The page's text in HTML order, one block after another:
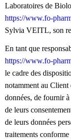
Laboratoires de
https://www.fo-
Sylvia VEITL, son
En tant que
https://www.fo-
le cadre des
notamment au Client
données, de fournir
de leurs
de leurs données
traitements conforme